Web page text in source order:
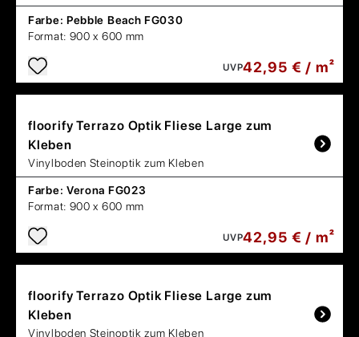
Farbe: Pebble Beach FG030
Format: 900 x 600 mm
UVP42,95 € / m²
floorify Terrazo Optik Fliese Large zum
Kleben
Vinylboden Steinoptik zum Kleben
Farbe: Verona FG023
Format: 900 x 600 mm
UVP42,95 € / m²
floorify Terrazo Optik Fliese Large zum
Kleben
Vinylboden Steinoptik zum Kleben